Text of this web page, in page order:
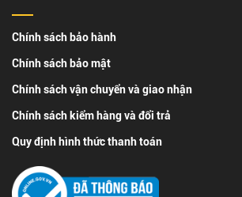
Chính sách bảo hành
Chính sách bảo mật
Chính sách vận chuyển và giao nhận
Chính sách kiểm hàng và đổi trả
Quy định hình thức thanh toán